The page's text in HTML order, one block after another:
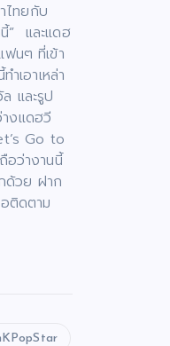
ไทยกับ
” และแดฮ
ฟนๆ ที่เข้า
เอาเหล่า
และรูป
งแดฮวี
Go to
อว่างานนี้
ด้วย ฝาก
ติดตาม